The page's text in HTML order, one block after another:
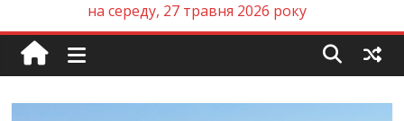
на середу, 27 травня 2026 року